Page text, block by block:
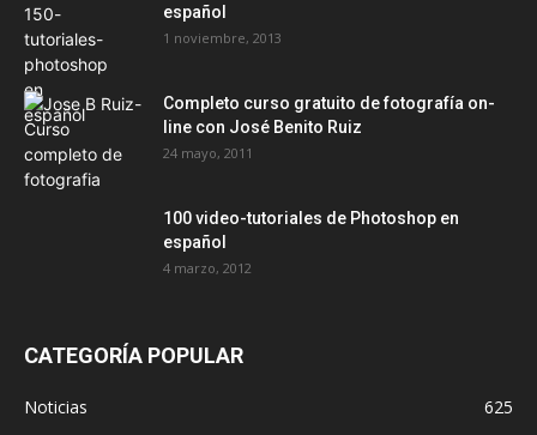
español
1 noviembre, 2013
Completo curso gratuito de fotografía on-
line con José Benito Ruiz
24 mayo, 2011
100 video-tutoriales de Photoshop en
español
4 marzo, 2012
CATEGORÍA POPULAR
Noticias
625